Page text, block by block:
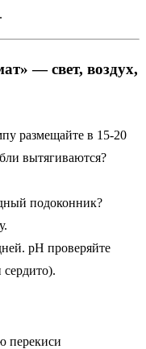
— свет, воздух,
размещайте в 15-20
вытягиваются?
подоконник?
pH проверяйте
перекиси